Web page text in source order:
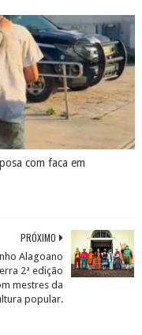
com faca em
PRÓXIMO
Alagoano
2ª edição
mestres da
popular.